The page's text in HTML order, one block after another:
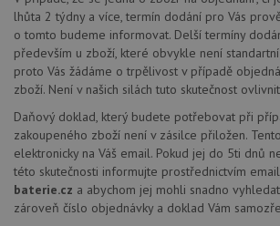
lhůta 2 týdny a více, termín dodání pro Vás
o tomto budeme informovat. Delší termíny
především u zboží, které obvykle není
proto Vás žádáme o trpělivost v případě
zboží. Není v našich silách tuto skutečnost
Daňový doklad, který budete potřebovat při
zakoupeného zboží není v zásilce přiložen.
elektronicky na Váš email. Pokud jej do 5ti dnů
této skutečnosti informujte prostřednictvím
baterie.cz a abychom jej mohli snadno
zároveň číslo objednávky a doklad Vám